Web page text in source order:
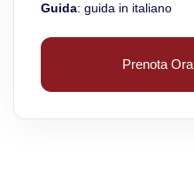
Guida: guida in italiano
Prenota Ora